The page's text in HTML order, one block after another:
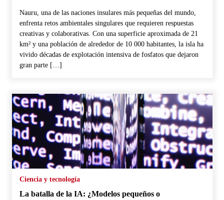
Nauru, una de las naciones insulares más pequeñas del mundo,
enfrenta retos ambientales singulares que requieren respuestas
creativas y colaborativas. Con una superficie aproximada de 21
km² y una población de alrededor de 10 000 habitantes, la isla ha
vivido décadas de explotación intensiva de fosfatos que dejaron
gran parte […]
Ciencia y tecnología
La batalla de la IA: ¿Modelos pequeños o